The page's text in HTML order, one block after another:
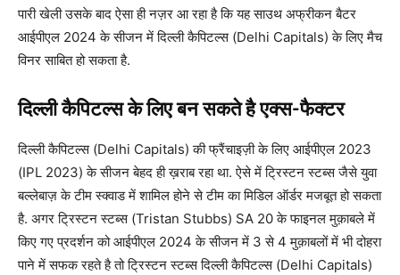
पारी खेली उसके बाद ऐसा ही नज़र आ रहा है कि यह साउथ अफ्रीकन बैटर
आईपीएल 2024 के सीजन में दिल्ली कैपिटल्स (Delhi Capitals) के लिए मैच
विनर साबित हो सकता है.
दिल्ली कैपिटल्स के लिए बन सकते है एक्स-फैक्टर
दिल्ली कैपिटल्स (Delhi Capitals) की फ्रैंचाइज़ी के लिए आईपीएल 2023
(IPL 2023) के सीजन बेहद ही ख़राब रहा था. ऐसे में ट्रिस्टन स्टब्स जैसे युवा
बल्लेबाज़ के टीम स्क्वाड में शामिल होने से टीम का मिडिल ऑर्डर मजबूत हो सकता
है. अगर ट्रिस्टन स्टब्स (Tristan Stubbs) SA 20 के फाइनल मुक़ाबले में
किए गए प्रदर्शन को आईपीएल 2024 के सीजन में 3 से 4 मुक़ाबलों में भी दोहरा
पाने में सफक रहते है तो ट्रिस्टन स्टब्स दिल्ली कैपिटल्स (Delhi Capitals)